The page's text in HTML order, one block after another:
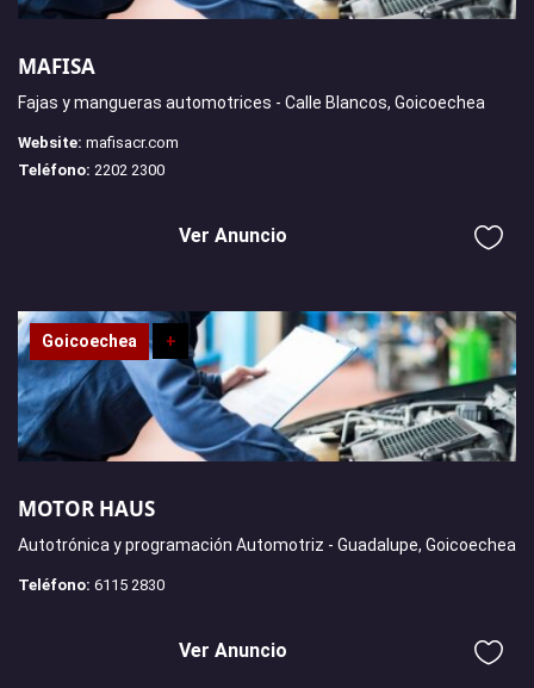
MAFISA
Fajas y mangueras automotrices - Calle Blancos, Goicoechea
Website: mafisacr.com
Teléfono: 2202 2300
Ver Anuncio
Goicoechea +
MOTOR HAUS
Autotrónica y programación Automotriz - Guadalupe, Goicoechea
Teléfono: 6115 2830
Ver Anuncio